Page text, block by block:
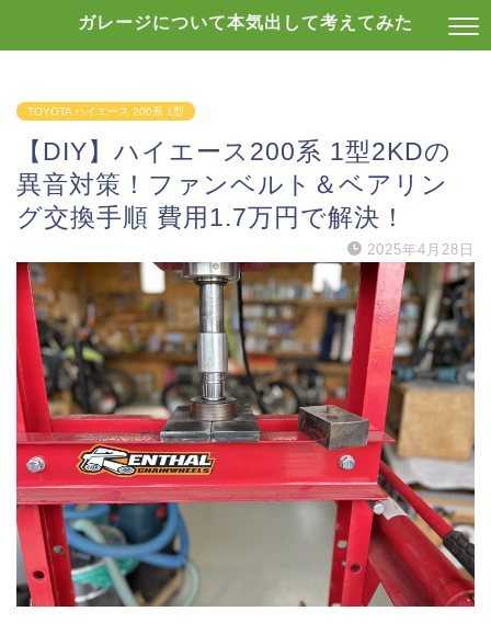
ガレージについて本気出して考えてみた
TOYOTA ハイエース 200系 1型
【DIY】ハイエース200系 1型2KDの
異音対策！ファンベルト＆ベアリン
グ交換手順 費用1.7万円で解決！
2025年4月28日